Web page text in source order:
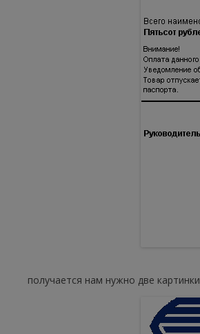
получается нам нужно две картинки